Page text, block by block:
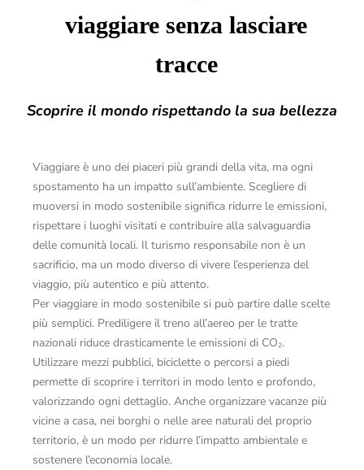
viaggiare senza lasciare
tracce
Scoprire il mondo rispettando la sua bellezza
Viaggiare è uno dei piaceri più grandi della vita, ma ogni
spostamento ha un impatto sull’ambiente. Scegliere di
muoversi in modo sostenibile significa ridurre le emissioni,
rispettare i luoghi visitati e contribuire alla salvaguardia
delle comunità locali. Il turismo responsabile non è un
sacrificio, ma un modo diverso di vivere l’esperienza del
viaggio, più autentico e più attento.
Per viaggiare in modo sostenibile si può partire dalle scelte
più semplici. Prediligere il treno all’aereo per le tratte
nazionali riduce drasticamente le emissioni di CO₂.
Utilizzare mezzi pubblici, biciclette o percorsi a piedi
permette di scoprire i territori in modo lento e profondo,
valorizzando ogni dettaglio. Anche organizzare vacanze più
vicine a casa, nei borghi o nelle aree naturali del proprio
territorio, è un modo per ridurre l’impatto ambientale e
sostenere l’economia locale.